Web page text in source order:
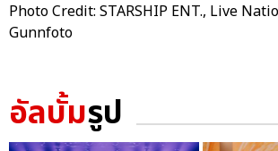
Photo Credit: STARSHIP ENT., Live
Gunnfoto
อัลบั้มรูป